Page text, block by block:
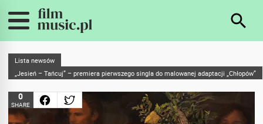
Lista newsów
„Jesień – Tańcuj” – premiera pierwszego singla do malowanej adaptacji „Chłopów”
0
SHARE